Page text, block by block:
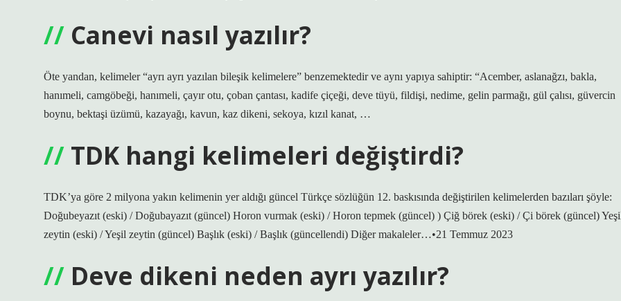
Canevi nasıl yazılır?
Öte yandan, kelimeler “ayrı ayrı yazılan bileşik kelimelere” benzemektedir ve aynı yapıya sahiptir: “Acember, aslanağzı, bakla,
hanımeli, camgöbeği, hanımeli, çayır otu, çoban çantası, kadife çiçeği, deve tüyü, fildişi, nedime, gelin parmağı, gül çalısı, güvercin
boynu, bektaşi üzümü, kazayağı, kavun, kaz dikeni, sekoya, kızıl kanat, …
TDK hangi kelimeleri değiştirdi?
TDK’ya göre 2 milyona yakın kelimenin yer aldığı güncel Türkçe sözlüğün 12. baskısında değiştirilen kelimelerden bazıları şöyle:
Doğubeyazıt (eski) / Doğubayazıt (güncel) Horon vurmak (eski) / Horon tepmek (güncel) ) Çiğ börek (eski) / Çi börek (güncel)
zeytin (eski) / Yeşil zeytin (güncel) Başlık (eski) / Başlık (güncellendi) Diğer makaleler…•21 Temmuz 2023
Deve dikeni neden ayrı yazılır?